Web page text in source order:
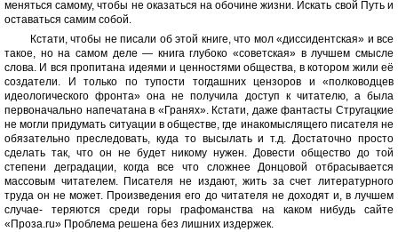
меняться самому, чтобы не оказаться на обочине жизни. Искать свой Путь и
оставаться самим собой.
Кстати, чтобы не писали об этой книге, что мол «диссидентская» и все
такое, но на самом деле — книга глубоко «советская» в лучшем смысле
слова. И вся пропитана идеями и ценностями общества, в котором жили её
создатели. И только по тупости тогдашних цензоров и «полководцев
идеологического фронта» она не получила доступ к читателю, а была
первоначально напечатана в «Гранях». Кстати, даже фантасты Стругацкие
не могли придумать ситуации в обществе, где инакомыслящего писателя не
обязательно преследовать, куда то высылать и т.д. Достаточно просто
сделать так, что он не будет никому нужен. Довести общество до той
степени деградации, когда все что сложнее Донцовой отбрасывается
массовым читателем. Писателя не издают, жить за счет литературного
труда он не может. Произведения его до читателя не доходят и, в лучшем
случае- теряются среди горы графоманства на каком нибудь сайте
«Проза.ru» Проблема решена без лишних издержек.